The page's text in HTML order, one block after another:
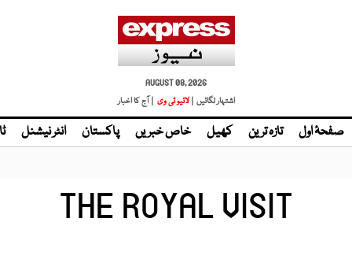
AUGUST 08, 2026
اشتہار لگائیں | لائیو ٹی وی | آج کا اخبار
صفحۂ اول تازہ ترین کھیل خاص خبریں پاکستان انٹر نیشنل
THE ROYAL VISIT